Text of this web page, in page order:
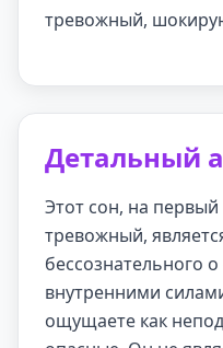
тревожный,
Детальный
Этот сон, на
тревожный,
бессознательного
внутренними
ощущаете как